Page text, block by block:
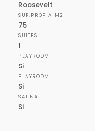
Roosevelt
SUP.PROPIA M2
75
SUITES
1
PLAYROOM
Si
PLAYROOM
Si
SAUNA
Si